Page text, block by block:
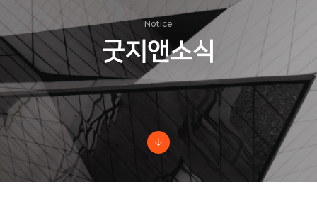
Notice
굿지앤소식